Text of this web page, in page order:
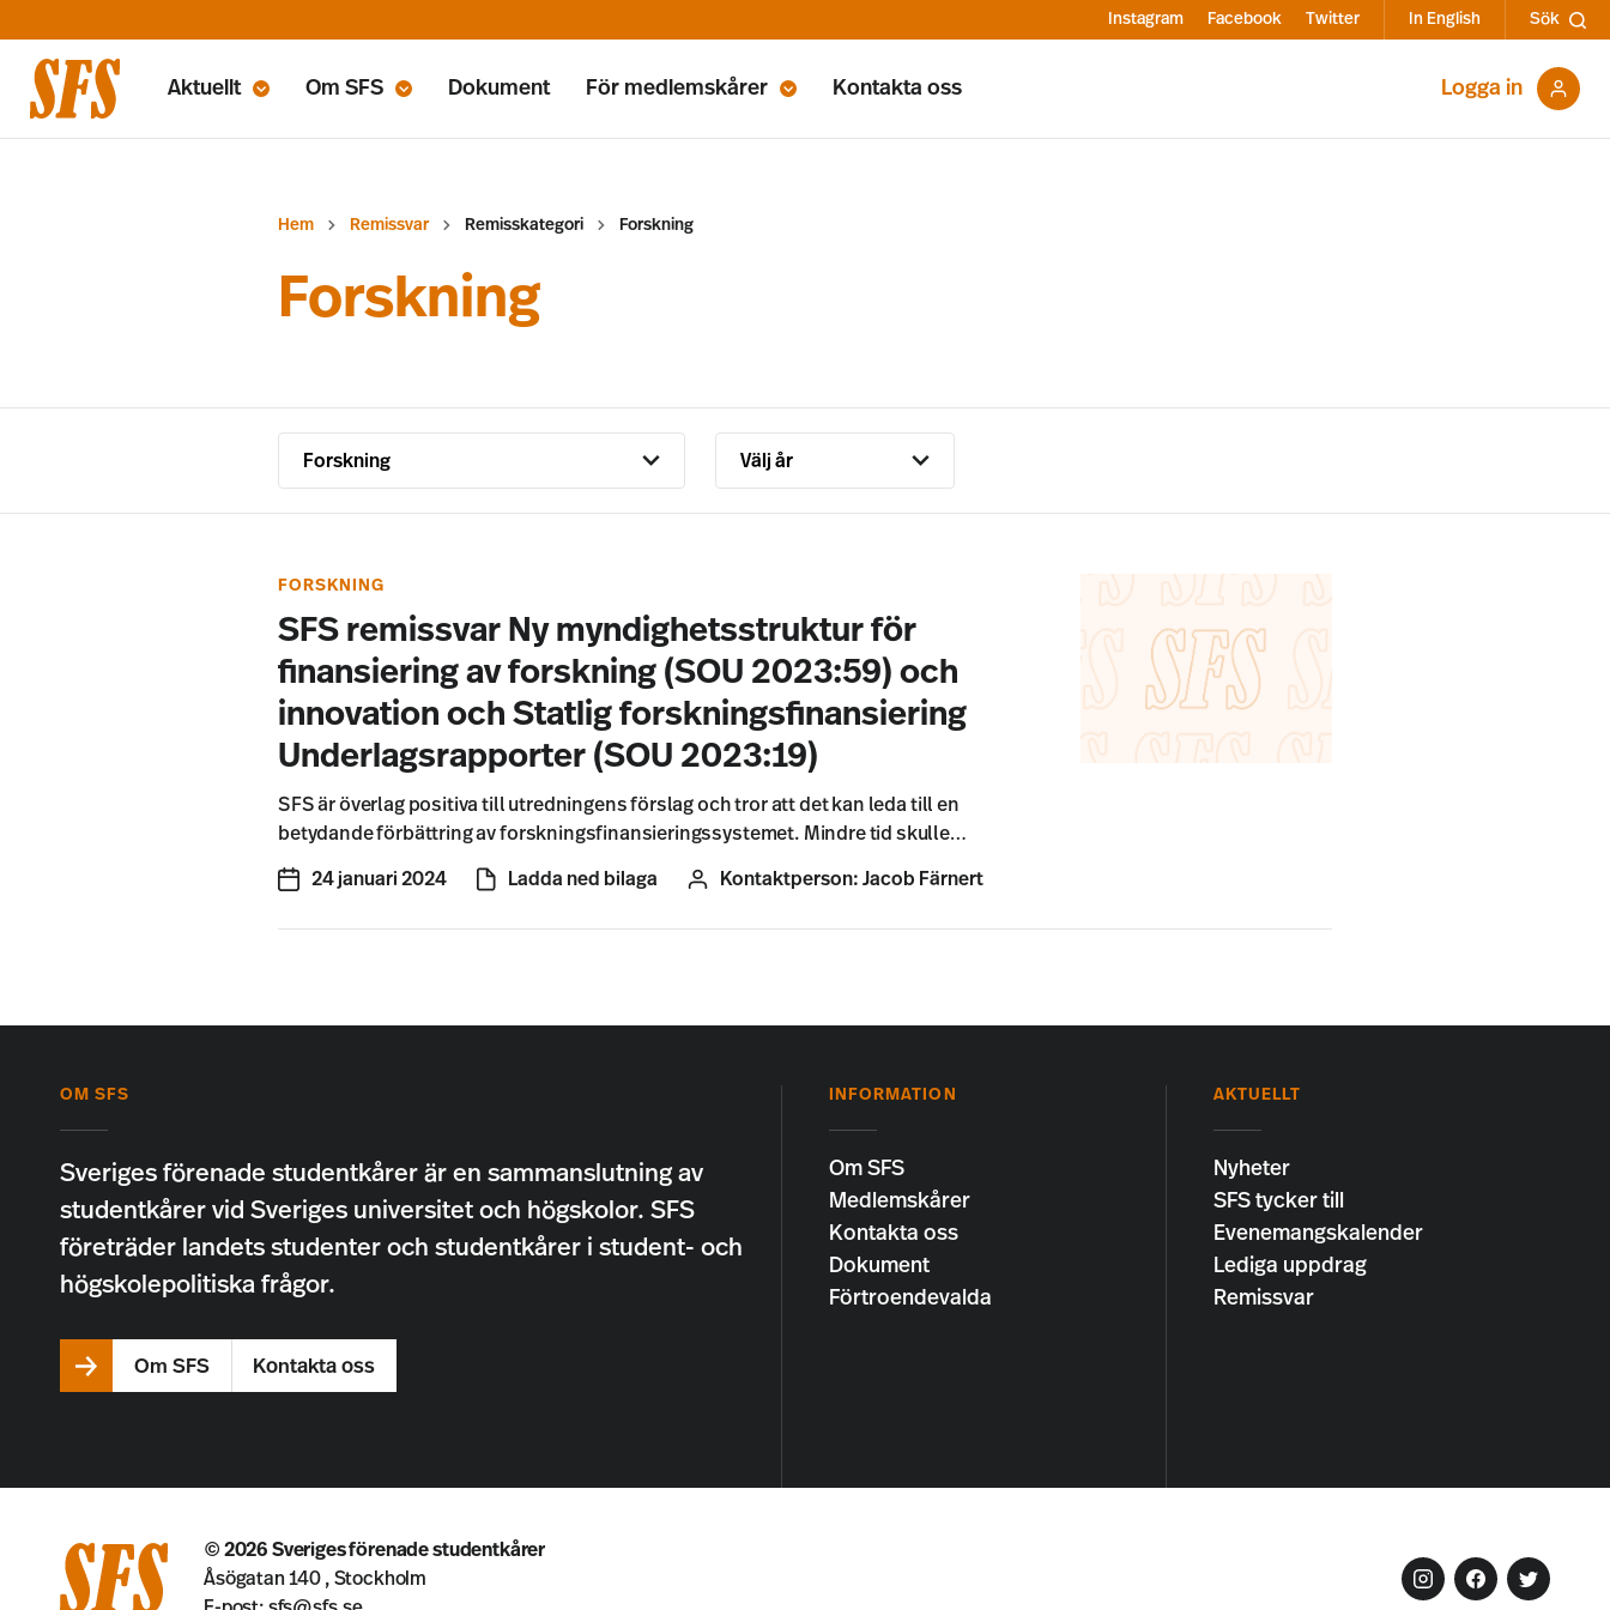
Instagram Facebook Twitter In English Sök
Aktuellt Om SFS Dokument För medlemskårer Kontakta oss Logga in
Hem Remissvar Remisskategori Forskning
Forskning
FORSKNING
SFS remissvar Ny myndighetsstruktur för
finansiering av forskning (SOU 2023:59) och
innovation och Statlig forskningsfinansiering
Underlagsrapporter (SOU 2023:19)
SFS är överlag positiva till utredningens förslag och tror att det kan leda till en
betydande förbättring av forskningsfinansieringssystemet. Mindre tid skulle…
24 januari 2024 Ladda ned bilaga Kontaktperson: Jacob Färnert
OM SFS
Sveriges förenade studentkårer är en sammanslutning av
studentkårer vid Sveriges universitet och högskolor. SFS
företräder landets studenter och studentkårer i student- och
högskolepolitiska frågor.
Om SFS Kontakta oss
INFORMATION
Om SFS
Medlemskårer
Kontakta oss
Dokument
Förtroendevalda
AKTUELLT
Nyheter
SFS tycker till
Evenemangskalender
Lediga uppdrag
Remissvar
© 2026 Sveriges förenade studentkårer
Åsögatan 140 , Stockholm